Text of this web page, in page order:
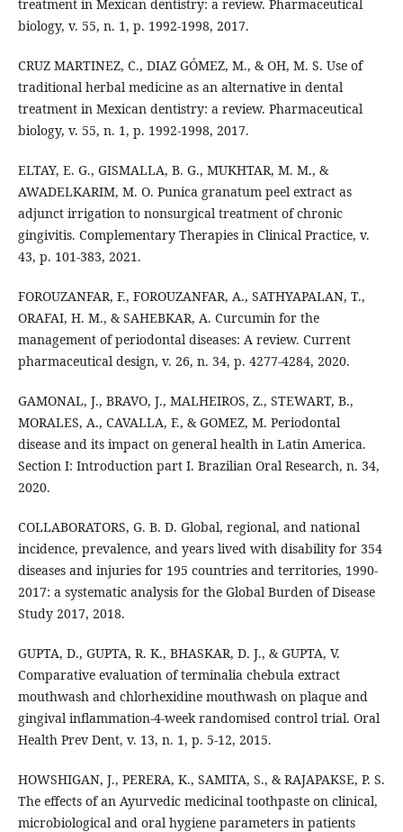
treatment in Mexican dentistry: a review. Pharmaceutical
biology, v. 55, n. 1, p. 1992-1998, 2017.
CRUZ MARTINEZ, C., DIAZ GÓMEZ, M., & OH, M. S. Use of
traditional herbal medicine as an alternative in dental
treatment in Mexican dentistry: a review. Pharmaceutical
biology, v. 55, n. 1, p. 1992-1998, 2017.
ELTAY, E. G., GISMALLA, B. G., MUKHTAR, M. M., &
AWADELKARIM, M. O. Punica granatum peel extract as
adjunct irrigation to nonsurgical treatment of chronic
gingivitis. Complementary Therapies in Clinical Practice, v.
43, p. 101-383, 2021.
FOROUZANFAR, F., FOROUZANFAR, A., SATHYAPALAN, T.,
ORAFAI, H. M., & SAHEBKAR, A. Curcumin for the
management of periodontal diseases: A review. Current
pharmaceutical design, v. 26, n. 34, p. 4277-4284, 2020.
GAMONAL, J., BRAVO, J., MALHEIROS, Z., STEWART, B.,
MORALES, A., CAVALLA, F., & GOMEZ, M. Periodontal
disease and its impact on general health in Latin America.
Section I: Introduction part I. Brazilian Oral Research, n. 34,
2020.
COLLABORATORS, G. B. D. Global, regional, and national
incidence, prevalence, and years lived with disability for 354
diseases and injuries for 195 countries and territories, 1990-
2017: a systematic analysis for the Global Burden of Disease
Study 2017, 2018.
GUPTA, D., GUPTA, R. K., BHASKAR, D. J., & GUPTA, V.
Comparative evaluation of terminalia chebula extract
mouthwash and chlorhexidine mouthwash on plaque and
gingival inflammation-4-week randomised control trial. Oral
Health Prev Dent, v. 13, n. 1, p. 5-12, 2015.
HOWSHIGAN, J., PERERA, K., SAMITA, S., & RAJAPAKSE, P. S.
The effects of an Ayurvedic medicinal toothpaste on clinical,
microbiological and oral hygiene parameters in patients